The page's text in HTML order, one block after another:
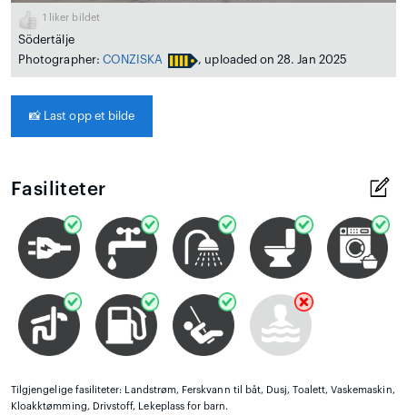
1 liker bildet
Södertälje
Photographer: CONZISKA , uploaded on 28. Jan 2025
📸 Last opp et bilde
Fasiliteter
Tilgjengelige fasiliteter: Landstrøm, Ferskvann til båt, Dusj, Toalett, Vaskemaskin,
Kloakktømming, Drivstoff, Lekeplass for barn.